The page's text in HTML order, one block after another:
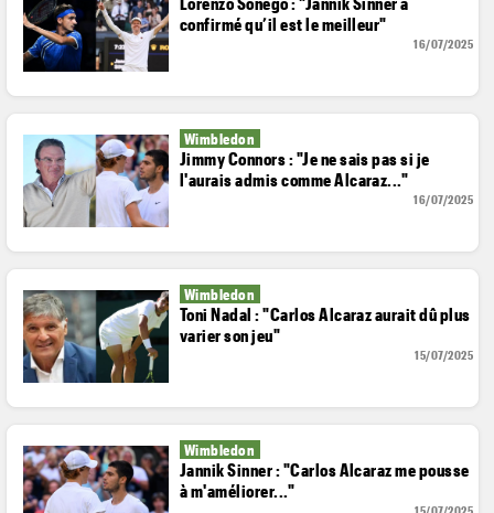
confirmé qu’il est le meilleur"
16/07/2025
Wimbledon
Jimmy Connors : "Je ne sais pas si je
l'aurais admis comme Alcaraz..."
16/07/2025
Wimbledon
Toni Nadal : "Carlos Alcaraz aurait dû plus
varier son jeu"
15/07/2025
Wimbledon
Jannik Sinner : "Carlos Alcaraz me pousse
à m'améliorer..."
15/07/2025